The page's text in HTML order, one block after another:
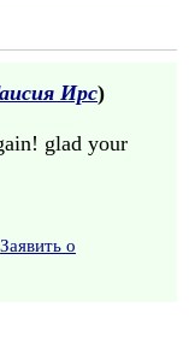
Ирс)
glad your
Заявить о